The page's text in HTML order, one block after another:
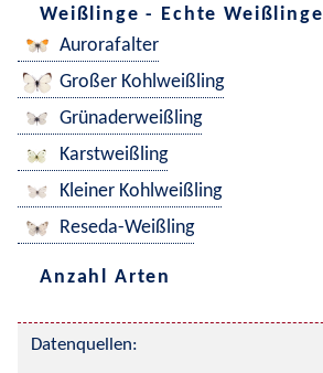
Weißlinge - Echte Weißlinge
Aurorafalter
Großer Kohlweißling
Grünaderweißling
Karstweißling
Kleiner Kohlweißling
Reseda-Weißling
Anzahl Arten
Datenquellen: